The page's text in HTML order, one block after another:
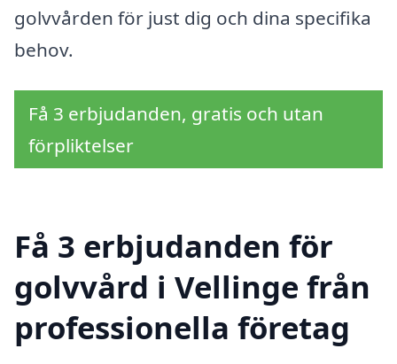
golvvården för just dig och dina specifika
behov.
Få 3 erbjudanden, gratis och utan
förpliktelser
Få 3 erbjudanden för
golvvård i Vellinge från
professionella företag